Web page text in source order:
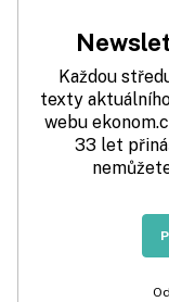
Každou
texty
webu
33 let